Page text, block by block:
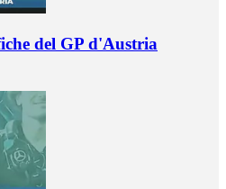
del GP d'Austria